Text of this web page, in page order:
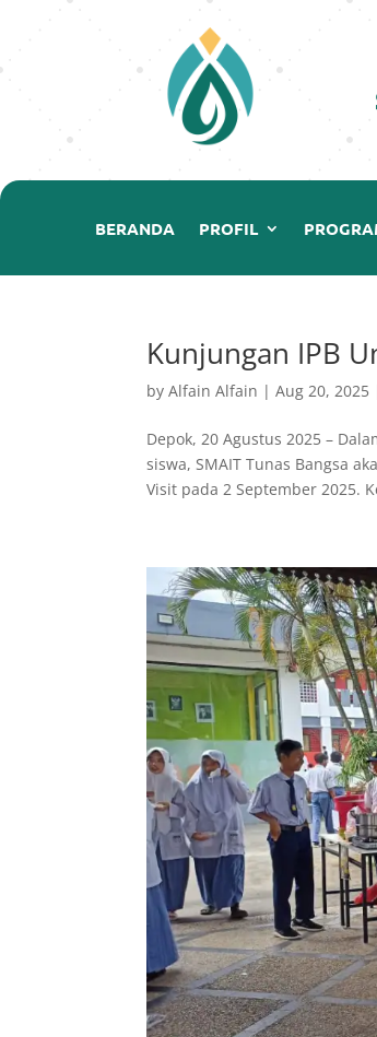
BERANDA PROFIL
Kunjungan IPB
byAlfain Alfain |Aug 20, 2025
Depok, 20 Agustus 2025 –
siswa, SMAIT Tunas Bangsa
Visit pada 2 September 2025.